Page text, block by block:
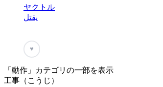
ヤクトル
يقتل
♥
「動作」カテゴリの一部を表示
工事（こうじ）